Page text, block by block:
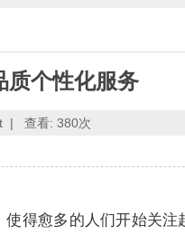
质个性化服务
| 查看: 380次
得愈多的人们开始关注